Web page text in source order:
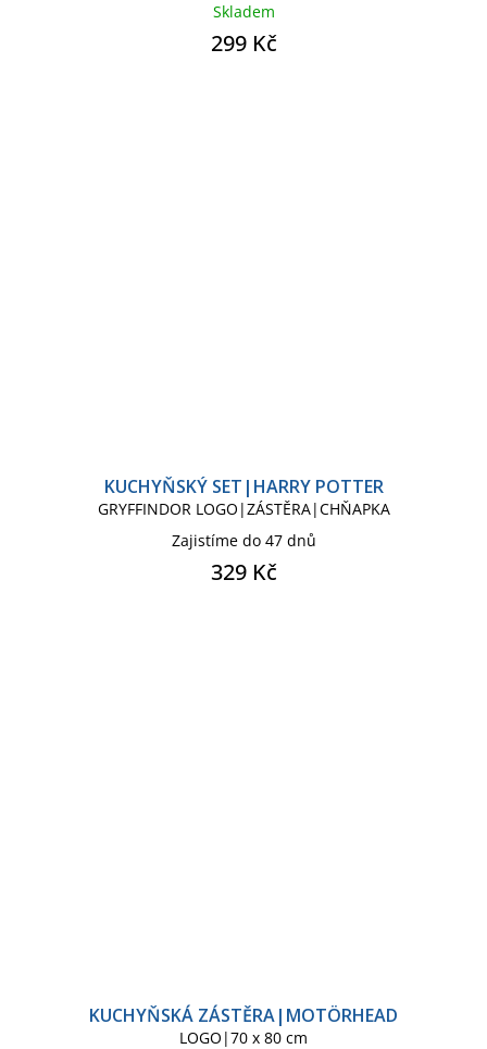
Skladem
299 Kč
KUCHYŇSKÝ SET|HARRY POTTER
GRYFFINDOR LOGO|ZÁSTĚRA|CHŇAPKA
Zajistíme do 47 dnů
329 Kč
KUCHYŇSKÁ ZÁSTĚRA|MOTÖRHEAD
LOGO|70 x 80 cm